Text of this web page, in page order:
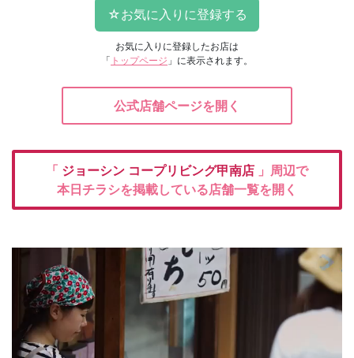
お気に入りに登録したお店は
「 トップページ 」に表示されます。
公式店舗ページを開く
「 ジョーシン コープリビング甲南店 」周辺で
本日チラシを掲載している店舗一覧を開く